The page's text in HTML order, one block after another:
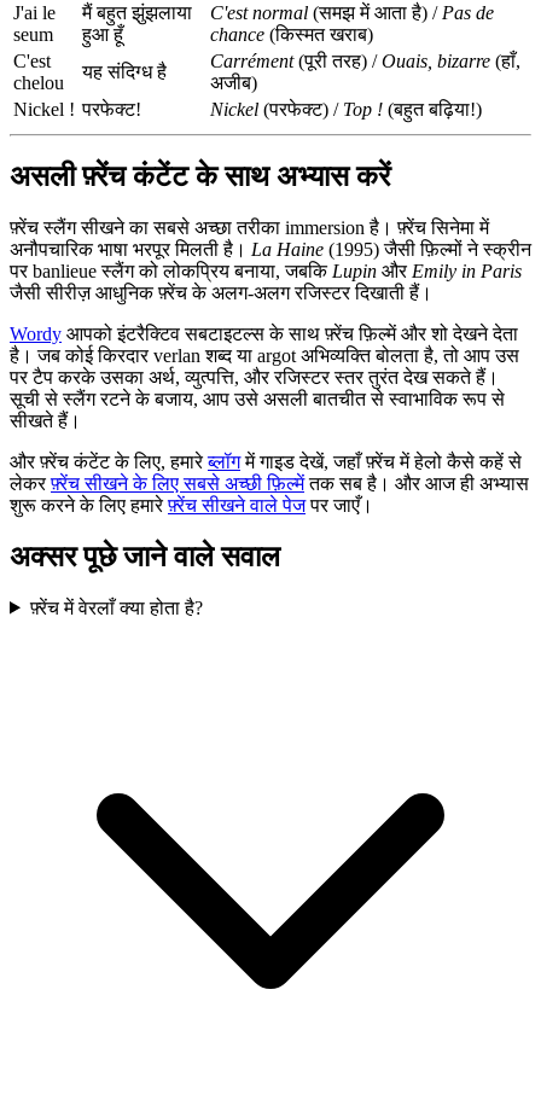
J'ai le
seum
मैं बहुत झुंझलाया
हुआ हूँ
C'est normal (समझ में आता है) / Pas de
chance (किस्मत खराब)
C'est
chelou
यह संदिग्ध है
Carrément(पूरी तरह) /Ouais, bizarre (हाँ,
अजीब)
Nickel ! परफेक्ट! Nickel (परफेक्ट) / Top ! (बहुत बढ़िया!)
असली फ़्रेंच कंटेंट के साथ अभ्यास करें
फ़्रेंच स्लैंग सीखने का सबसे अच्छा तरीका immersion है। फ़्रेंच सिनेमा में
अनौपचारिक भाषा भरपूर मिलती है। La Haine (1995) जैसी फ़िल्मों ने स्क्रीन
पर banlieue स्लैंग को लोकप्रिय बनाया, जबकि Lupin और Emily in Paris
जैसी सीरीज़ आधुनिक फ़्रेंच के अलग-अलग रजिस्टर दिखाती हैं।
Wordy आपको इंटरैक्टिव सबटाइटल्स के साथ फ़्रेंच फ़िल्में और शो देखने देता
है। जब कोई किरदार verlan शब्द या argot अभिव्यक्ति बोलता है, तो आप उस
पर टैप करके उसका अर्थ, व्युत्पत्ति, और रजिस्टर स्तर तुरंत देख सकते हैं।
सूची से स्लैंग रटने के बजाय, आप उसे असली बातचीत से स्वाभाविक रूप से
सीखते हैं।
और फ़्रेंच कंटेंट के लिए, हमारेब्लॉगमें गाइड देखें, जहाँ फ़्रेंच में हेलो कैसे कहें से
लेकरफ़्रेंच सीखने के लिए सबसे अच्छी फ़िल्मेंतक सब है। और आज ही अभ्यास
शुरू करने के लिए हमारेफ़्रेंच सीखने वाले पेजपर जाएँ।
अक्सर पूछे जाने वाले सवाल
फ़्रेंच में वेरलाँ क्या होता है?